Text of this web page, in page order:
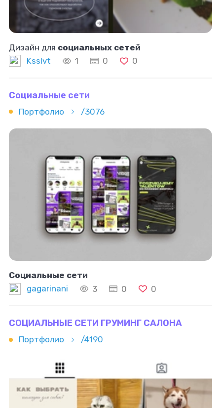
Дизайн для социальных сетей
Ksslvt
1 0 0
Социальные сети
Портфолио /3076
Социальные сети
gagarinani
3 0 0
СОЦИАЛЬНЫЕ СЕТИ ГРУМИНГ САЛОНА
Портфолио /4190